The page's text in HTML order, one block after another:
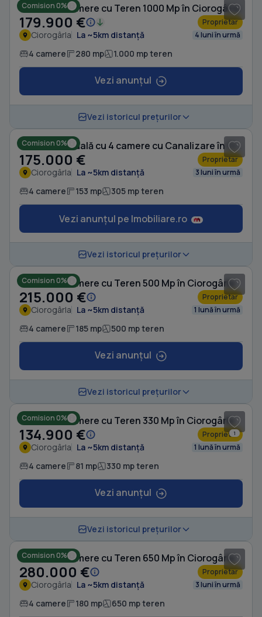
Comision 0%
Casă cu 4 camere cu Teren 1000 Mp în Ciorogârla
179.900 € Proprietar
Ciorogârla La ~5km distanță 4 luni în urmă
4 camere 280 mp 1.000 mp teren
Vezi anunțul
Vezi istoricul prețurilor
Comision 0% Casă individuală cu 4 camere cu Canalizare în Ciorogârla
175.000 € Proprietar
Ciorogârla La ~5km distanță 3 luni în urmă
4 camere 153 mp 305 mp teren
Vezi anunțul pe Imobiliare.ro
Vezi istoricul prețurilor
Comision 0%
Casă cu 4 camere cu Teren 500 Mp în Ciorogârla
215.000 € Proprietar
Ciorogârla La ~5km distanță 1 lună în urmă
4 camere 185 mp 500 mp teren
Vezi anunțul
Vezi istoricul prețurilor
1
Comision 0%
Casă cu 4 camere cu Teren 330 Mp în Ciorogârla
134.900 € Proprietar
Ciorogârla La ~5km distanță 1 lună în urmă
4 camere 81 mp 330 mp teren
Vezi anunțul
Vezi istoricul prețurilor
Comision 0%
Casă cu 4 camere cu Teren 650 Mp în Ciorogârla
280.000 € Proprietar
Ciorogârla La ~5km distanță 3 luni în urmă
4 camere 180 mp 650 mp teren